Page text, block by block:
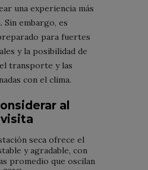
una experiencia más
Sin embargo, es
para fuertes
y la posibilidad de
transporte y las
con el clima.
al
seca ofrece el
y agradable, con
promedio que oscilan